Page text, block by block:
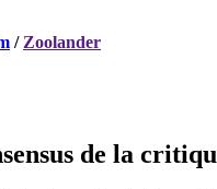
/ Zoolander
de la